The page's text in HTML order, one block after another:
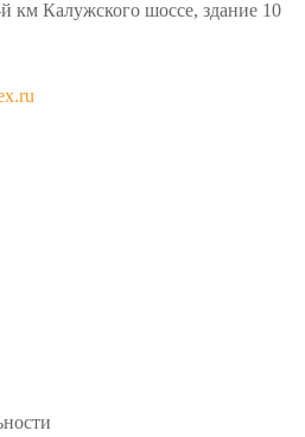
км Калужского шоссе, здание 10